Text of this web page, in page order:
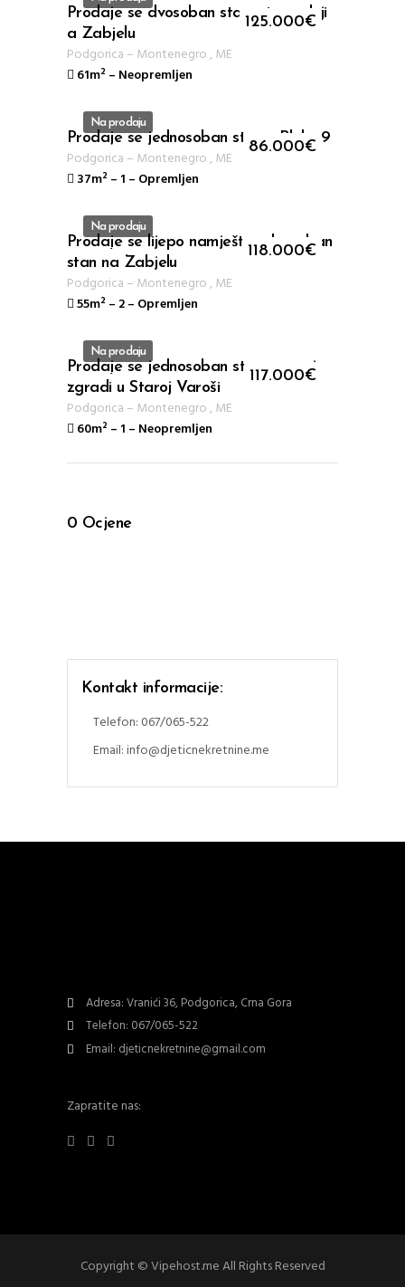
ID 112 125.000€
Prodaje se dvosoban stan u izgradnji
a Zabjelu
Podgorica – Montenegro, ME
61m² – Neopremljen
Na prodaju
ID 110 86.000€
Prodaje se jednosoban stan u Bloku 9
Podgorica – Montenegro, ME
37m² – 1 – Opremljen
Na prodaju
ID 107 118.000€
Prodaje se lijepo namješten dvosoban
stan na Zabjelu
Podgorica – Montenegro, ME
55m² – 2– Opremljen
Na prodaju
ID 105 117.000€
Prodaje se jednosoban stan u novoj
zgradi u Staroj Varoši
Podgorica – Montenegro, ME
60m² – 1 – Neopremljen
0 Ocjene
Kontakt informacije:
Telefon: 067/065-522
Email: info@djeticnekretnine.me
Adresa: Vranići 36, Podgorica, Crna Gora
Telefon: 067/065-522
Email: djeticnekretnine@gmail.com
Zapratite nas:
Copyright © Vipehost.me All Rights Reserved